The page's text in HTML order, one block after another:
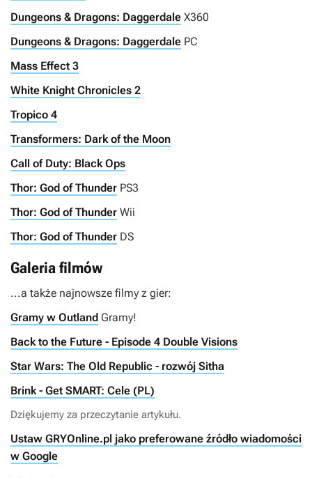
Dungeons & Dragons: Daggerdale X360
Dungeons & Dragons: Daggerdale PC
Mass Effect 3
White Knight Chronicles 2
Tropico 4
Transformers: Dark of the Moon
Call of Duty: Black Ops
Thor: God of Thunder PS3
Thor: God of Thunder Wii
Thor: God of Thunder DS
Galeria filmów
...a także najnowsze filmy z gier:
Gramy w Outland Gramy!
Back to the Future - Episode 4 Double Visions
Star Wars: The Old Republic - rozwój Sitha
Brink - Get SMART: Cele (PL)
Dziękujemy za przeczytanie artykułu.
Ustaw GRYOnline.pl jako preferowane źródło wiadomości
w Google